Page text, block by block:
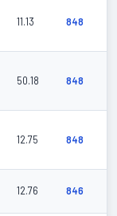
11.13 848
50.18 848
12.75 848
12.76 846